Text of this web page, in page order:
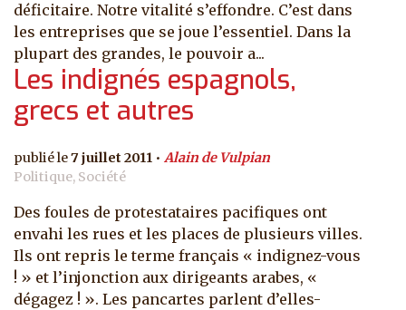
déficitaire. Notre vitalité s’effondre. C’est dans
les entreprises que se joue l’essentiel. Dans la
plupart des grandes, le pouvoir a...
Les indignés espagnols,
grecs et autres
7 juillet 2011
Alain de Vulpian
Politique, Société
Des foules de protestataires pacifiques ont
envahi les rues et les places de plusieurs villes.
Ils ont repris le terme français « indignez-vous
! » et l’injonction aux dirigeants arabes, «
dégagez ! ». Les pancartes parlent d’elles-